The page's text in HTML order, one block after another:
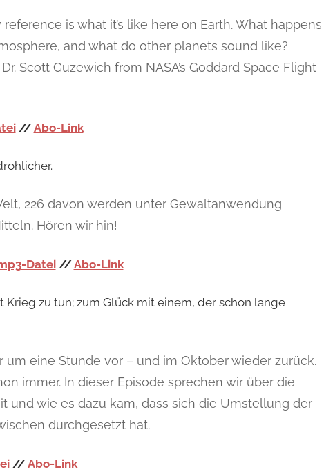
is what it’s like here on Earth. What happens
and what do other planets sound like?
Scott Guzewich from NASA’s Goddard Space Flight
//Abo-Link
226 davon werden unter Gewaltanwendung
Hören wir hin!
Datei//Abo-Link
zu tun; zum Glück mit einem, der schon lange
um eine Stunde vor – und im Oktober wieder zurück.
immer. In dieser Episode sprechen wir über die
und wie es dazu kam, dass sich die Umstellung der
durchgesetzt hat.
//Abo-Link